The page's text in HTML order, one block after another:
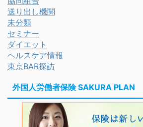
送り出し機関
未分類
セミナー
ダイエット
ヘルスケア情報
東京BAR探訪
外国人労働者保険 SAKURA PLAN